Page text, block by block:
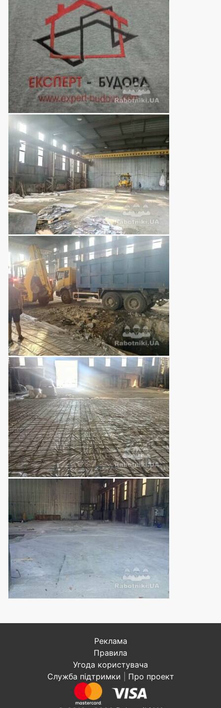
Реклама
Правила
Угода користувача
Служба підтримки
Про проект